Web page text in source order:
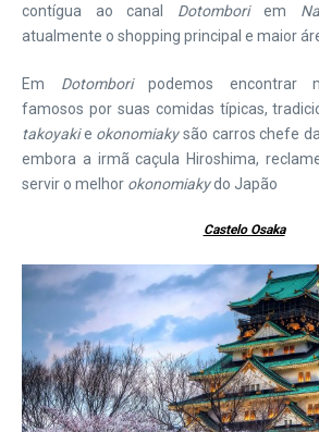
contígua ao canal Dotomboriem
atualmente o shopping principal e maior
Em Dotomboripodemos encontrar
famosos por suas comidas típicas,
takoyakie okonomiakysão carros chefe
embora a irmã caçula Hiroshima,
servir o melhor okonomiakydo Japão
Castelo Osaka